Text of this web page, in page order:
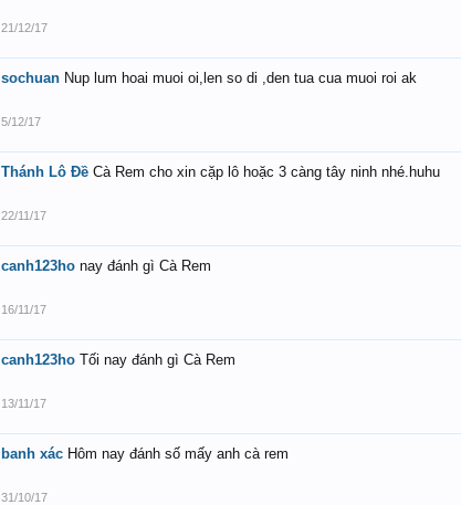
21/12/17
sochuan Nup lum hoai muoi oi,len so di ,den tua cua muoi roi ak
5/12/17
Thánh Lô Đề Cà Rem cho xin cặp lô hoặc 3 càng tây ninh nhé.huhu
22/11/17
canh123ho nay đánh gì Cà Rem
16/11/17
canh123ho Tối nay đánh gì Cà Rem
13/11/17
banh xác Hôm nay đánh số mấy anh cà rem
31/10/17